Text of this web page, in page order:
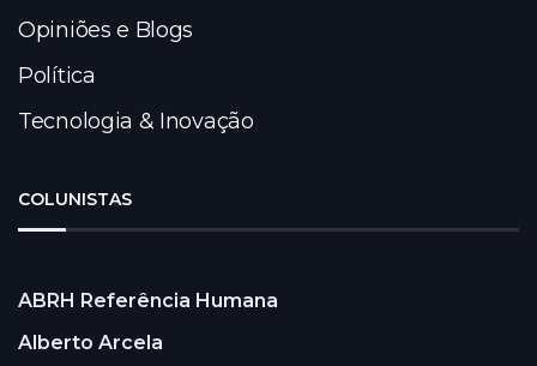
Opiniões e Blogs
Política
Tecnologia & Inovação
COLUNISTAS
ABRH Referência Humana
Alberto Arcela